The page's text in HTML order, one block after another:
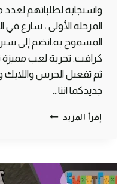
واستجابة لطلباتهم
المرحلة الأولى ، سارع في
كرافت: تجربة لعب مميزة
ثم تفعيل الجرس واللايك
جديدكما اننا…
إقرأ المزيد فتح
عالم
السيرفايفل